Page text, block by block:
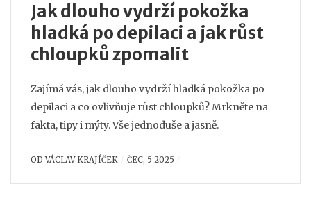
Jak dlouho vydrží pokožka
hladká po depilaci a jak růst
chloupků zpomalit
Zajímá vás, jak dlouho vydrží hladká pokožka po
depilaci a co ovlivňuje růst chloupků? Mrkněte na
fakta, tipy i mýty. Vše jednoduše a jasně.
ODVÁCLAV KRAJÍČEK ČEC, 5 2025